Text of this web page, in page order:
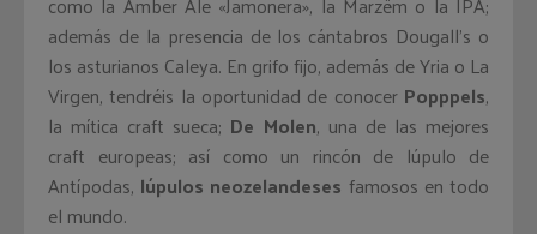
además de la presencia de los cántabros Dougall’s o
los asturianos Caleya. En grifo fijo, además de Yria o La
Virgen, tendréis la oportunidad de conocer Popppels,
la mítica craft sueca; De Molen, una de las mejores
craft europeas; así como un rincón de lúpulo de
Antípodas, lúpulos neozelandeses famosos en todo
el mundo.